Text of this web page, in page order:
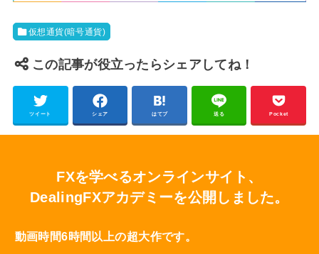
仮想通貨(暗号通貨)
この記事が役立ったらシェアしてね！
ツイート シェア はてブ 送る Pocket
FXを学べるオンラインサイト、
DealingFXアカデミーを公開しました。
動画時間6時間以上の超大作です。